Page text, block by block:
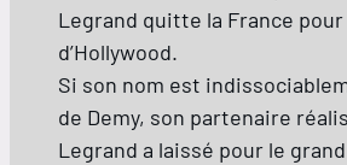
Legrand quitte la France
d’Hollywood.
Si son nom est
de Demy, son partenaire
Legrand a laissé pour le